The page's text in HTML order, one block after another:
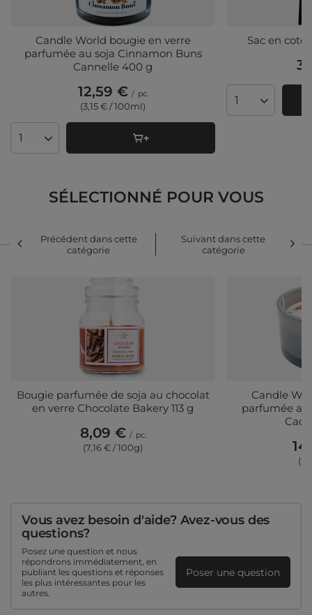
Candle World bougie en verre
parfumée au soja Cinnamon Buns
Cannelle 400 g
12,59 € / pc.
(3,15 € / 100ml)
Quantité de produits
Sac en
Quantité de
SÉLECTIONNÉ POUR VOUS
Précédent dans cette
catégorie
Suivant dans cette
catégorie
Bougie parfumée de soja au chocolat
en verre Chocolate Bakery 113 g
8,09 € / pc.
(7,16 € / 100g)
Candle
parfumée au
Vous avez besoin d'aide? Avez-vous des
questions?
Posez une question et nous
répondrons immédiatement, en
publiant les questions et réponses
les plus intéressantes pour les
autres.
Poser une question